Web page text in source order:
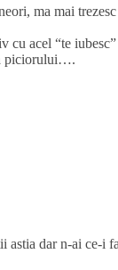
ma mai
acel “te
piciorului….
astia dar n-ai ce-i